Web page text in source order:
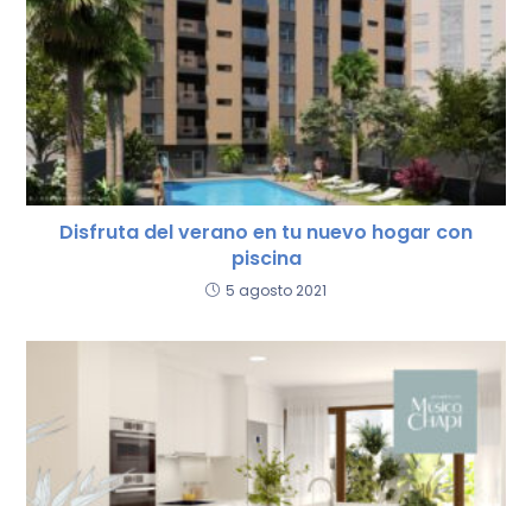
Disfruta del verano en tu nuevo hogar con
piscina
5 agosto 2021